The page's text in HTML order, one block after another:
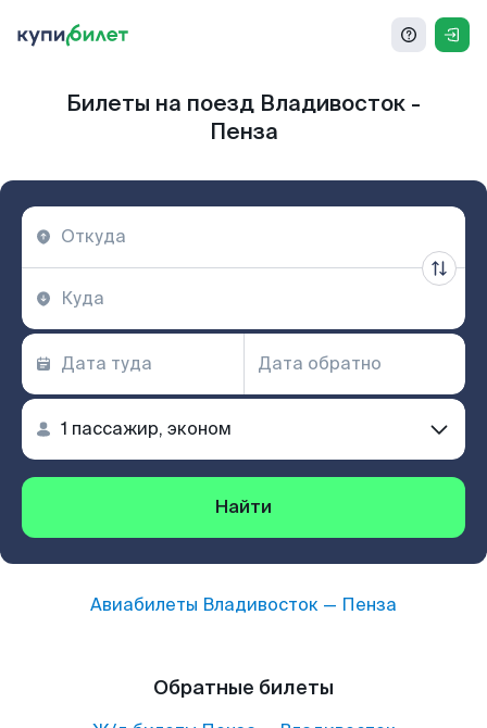
Билеты на поезд Владивосток -
Пенза
Найти
Авиабилеты Владивосток — Пенза
Обратные билеты